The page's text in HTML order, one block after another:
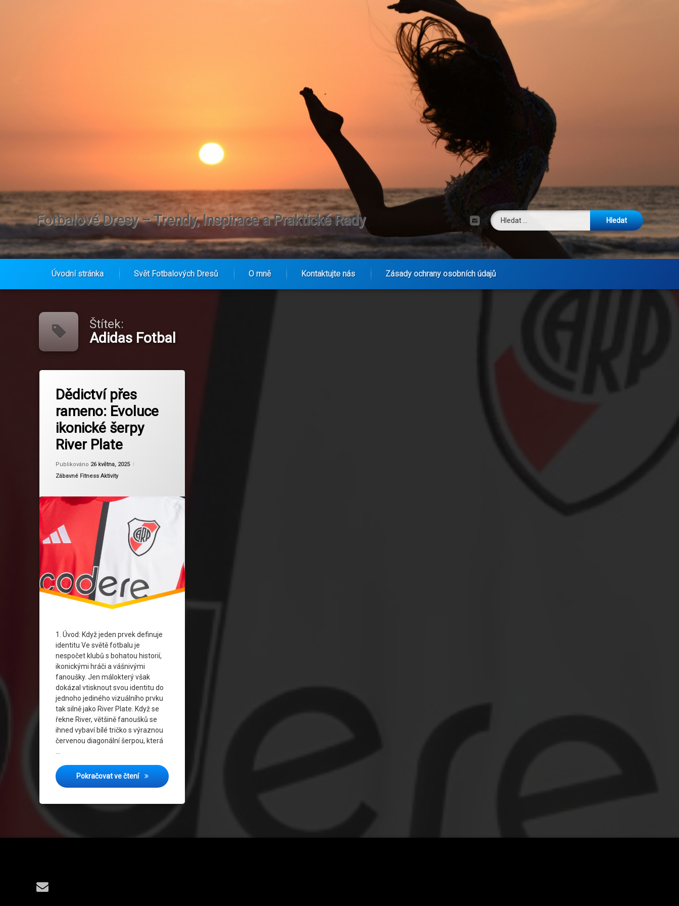
Fotbalové Dresy – Trendy, Inspirace a Praktické Rady Tel: E-mail
Vyhledávání
Úvodní stránka Svět Fotbalových Dresů O mně Kontaktujte nás Zásady ochrany osobních údajů
Štítek:
Adidas Fotbal
Dědictví přes
rameno: Evoluce
ikonické šerpy
River Plate
Publikováno 26 května, 2025
Kategorie:
Zábavné Fitness Aktivity
1. Úvod: Když jeden prvek definuje
identitu Ve světě fotbalu je
nespočet klubů s bohatou historií,
ikonickými hráči a vášnivými
fanoušky. Jen málokterý však
dokázal vtisknout svou identitu do
jednoho jediného vizuálního prvku
tak silně jako River Plate. Když se
řekne River, většině fanoušků se
ihned vybaví bílé tričko s výraznou
červenou diagonální šerpou, která
Pokračovat ve čteníDědictví přes rameno: Evoluce ikonické šerpy River Plate
Adidas Fotbal
Dresová Evoluce
Fanouškovská Pýcha
Historie Dresu
Ikonický Design
River Plate
Šerpa River Plate
Styl Na Hřišti
E-mail